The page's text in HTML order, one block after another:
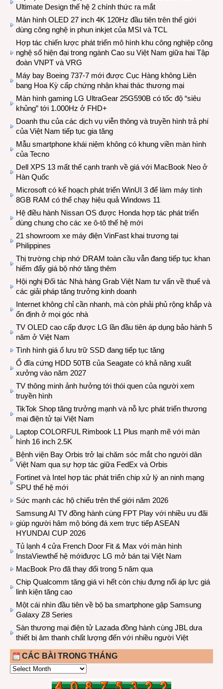
Ultimate Design thế hệ 2 chính thức ra mắt
Màn hình OLED 27 inch 4K 120Hz đầu tiên trên thế giới
dùng công nghệ in phun inkjet của MSI và TCL
Hợp tác chiến lược phát triển mô hình khu công nghiệp công
nghệ số hiện đại trong ngành Cao su Việt Nam giữa hai Tập
đoàn VNPT và VRG
Máy bay Boeing 737-7 mới được Cục Hàng không Liên
bang Hoa Kỳ cấp chứng nhận khai thác thương mại
Màn hình gaming LG UltraGear 25G590B có tốc độ “siêu
khủng” tới 1.000Hz ở FHD+
Doanh thu của các dịch vụ viễn thông và truyền hình trả phí
của Việt Nam tiếp tục gia tăng
Mẫu smartphone khái niệm không có khung viền màn hình
của Tecno
Dell XPS 13 mất thế cạnh tranh về giá với MacBook Neo ở
Hàn Quốc
Microsoft có kế hoạch phát triển WinUI 3 để làm máy tính
8GB RAM có thể chạy hiệu quả Windows 11
Hệ điều hành Nissan OS được Honda hợp tác phát triển
dùng chung cho các xe ô-tô thế hệ mới
21 showroom xe máy điện VinFast khai trương tại
Philippines
Thị trường chip nhớ DRAM toàn cầu vẫn đang tiếp tục khan
hiếm đẩy giá bộ nhớ tăng thêm
Hội nghị Đối tác Nhà hàng Grab Việt Nam tư vấn về thuế và
các giải pháp tăng trưởng kinh doanh
Internet không chỉ cần nhanh, mà còn phải phủ rộng khắp và
ổn định ở mọi góc nhà
TV OLED cao cấp được LG lần đầu tiên áp dụng bảo hành 5
năm ở Việt Nam
Tình hình giá ổ lưu trữ SSD đang tiếp tục tăng
Ổ đĩa cứng HDD 50TB của Seagate có khả năng xuất
xưởng vào năm 2027
TV thông minh ảnh hưởng tới thói quen của người xem
truyền hình
TikTok Shop tăng trưởng mạnh và nỗ lực phát triển thương
mại điện tử tại Việt Nam
Laptop COLORFUL Rimbook L1 Plus mạnh mẽ với màn
hình 16 inch 2.5K
Bệnh viện Bay Orbis trở lại chăm sóc mắt cho người dân
Việt Nam qua sự hợp tác giữa FedEx và Orbis
Fortinet và Intel hợp tác phát triển chip xử lý an ninh mạng
SPU thế hệ mới
Sức mạnh các hộ chiếu trên thế giới năm 2026
Samsung AI TV đồng hành cùng FPT Play với nhiều ưu đãi
giúp người hâm mộ bóng đá xem trực tiếp ASEAN
HYUNDAI CUP 2026
Tủ lạnh 4 cửa French Door Fit & Max với màn hình
InstaViewthế hệ mớiđược LG mở bán tại Việt Nam
MacBook Pro đã thay đổi trong 5 năm qua
Chip Qualcomm tăng giá vì hết còn chịu đựng nổi áp lực giá
linh kiện tăng cao
Một cái nhìn đầu tiên về bộ ba smartphone gập Samsung
Galaxy Z8 Series
Sàn thương mại điện tử Lazada đồng hành cùng JBL dưa
thiết bị âm thanh chất lượng đến với nhiều người Việt
CÁC BÀI TRONG THÁNG
CÁC